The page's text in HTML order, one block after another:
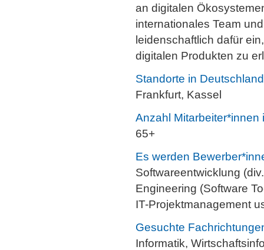
an digitalen
internationales Team
leidenschaftlich dafür
digitalen Produkten zu
Standorte in
Frankfurt, Kassel
Anzahl Mitarbeiter*innen
65+
Es werden
Softwareentwicklung
Engineering (Software
IT-Projektmanagement
Gesuchte
Informatik,